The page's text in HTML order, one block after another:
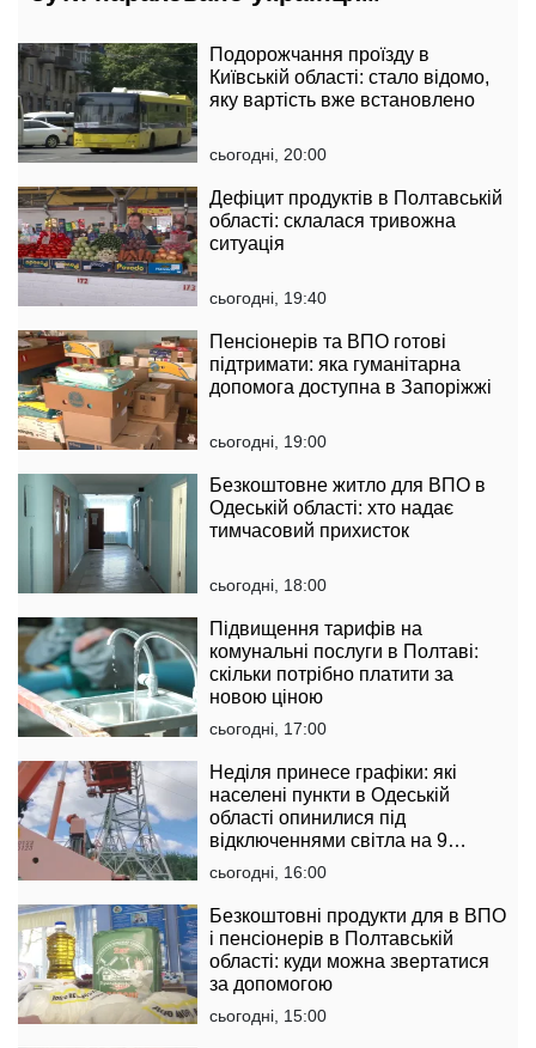
Подорожчання проїзду в
Київській області: стало відомо,
яку вартість вже встановлено
сьогодні, 20:00
Дефіцит продуктів в Полтавській
області: склалася тривожна
ситуація
сьогодні, 19:40
Пенсіонерів та ВПО готові
підтримати: яка гуманітарна
допомога доступна в Запоріжжі
сьогодні, 19:00
Безкоштовне житло для ВПО в
Одеській області: хто надає
тимчасовий прихисток
сьогодні, 18:00
Підвищення тарифів на
комунальні послуги в Полтаві:
скільки потрібно платити за
новою ціною
сьогодні, 17:00
Неділя принесе графіки: які
населені пункти в Одеській
області опинилися під
відключеннями світла на 9
серпня
сьогодні, 16:00
Безкоштовні продукти для в ВПО
і пенсіонерів в Полтавській
області: куди можна звертатися
за допомогою
сьогодні, 15:00